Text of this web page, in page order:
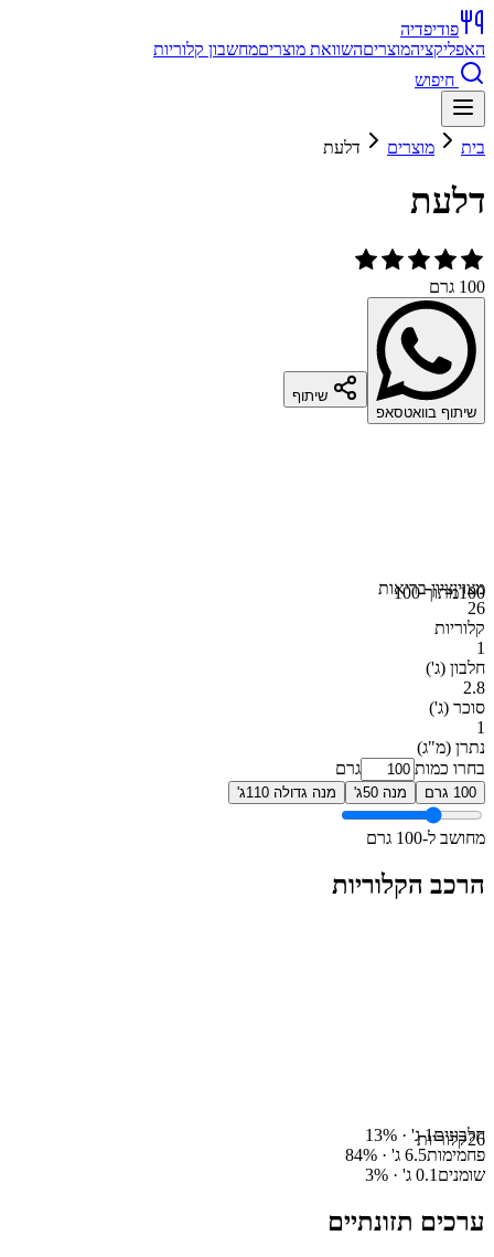
פודיפדיה
האפליקציהמוצריםהשוואת מוצריםמחשבון קלוריות
חיפוש
בית מוצרים דלעת
דלעת
100 גרם
שיתוף בוואטסאפ
שיתוף
100מתוך 100מצויןציון בריאות
26
קלוריות
1
חלבון (ג')
2.8
סוכר (ג')
1
נתרן (מ"ג)
בחרו כמות
גרם
100 גרם מנה 50ג' מנה גדולה 110ג'
מחושב ל-100 גרם
הרכב הקלוריות
26קלוריות
חלבונים1ג' · 13%
פחמימות6.5 ג' · 84%
שומנים 0.1 ג' · 3%
ערכים תזונתיים